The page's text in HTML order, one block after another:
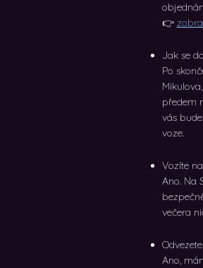
👉
Jak se
Po
předem
vás
voze.
Vozíte
Ano. Na
večera
Ano,